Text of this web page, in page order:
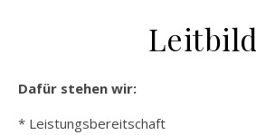
Leitbild
Dafür stehen wir:
* Leistungsbereitschaft